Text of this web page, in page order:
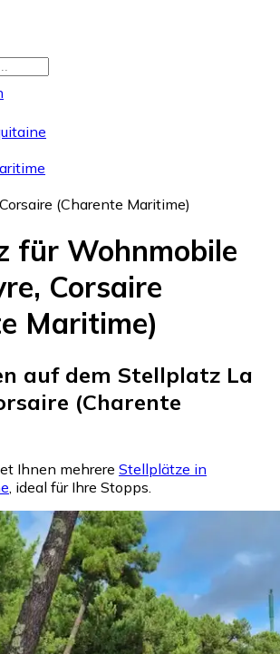
(Charente Maritime)
für Wohnmobile
Corsaire
Maritime)
auf dem Stellplatz La
(Charente
Ihnen mehrere Stellplätze in
, ideal für Ihre Stopps.